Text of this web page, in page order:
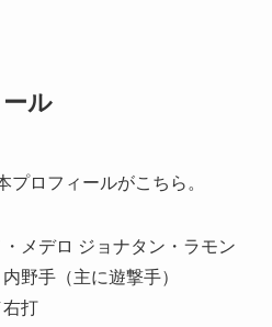
ル
プロフィールがこちら。
メデロ ジョナタン・ラモン
野手（主に遊撃手）
打